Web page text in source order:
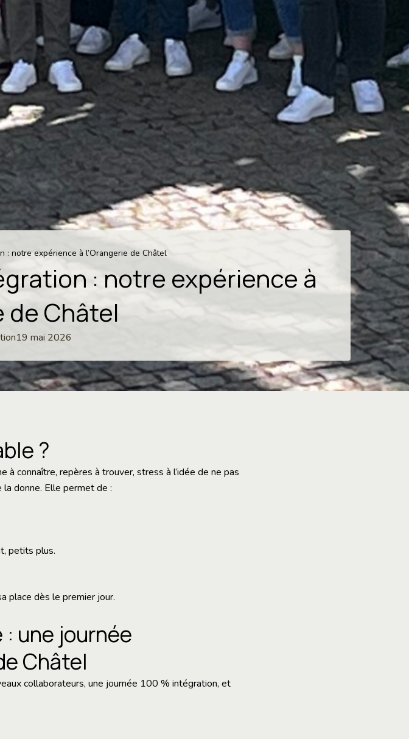
: notre expérience à l’Orangerie de Châtel
: notre expérience à
de Châtel
19 mai 2026
?
à connaître, repères à trouver, stress à l’idée de ne pas
la donne. Elle permet de :
petits plus.
place dès le premier jour.
: une journée
Châtel
collaborateurs, une journée 100 % intégration, et